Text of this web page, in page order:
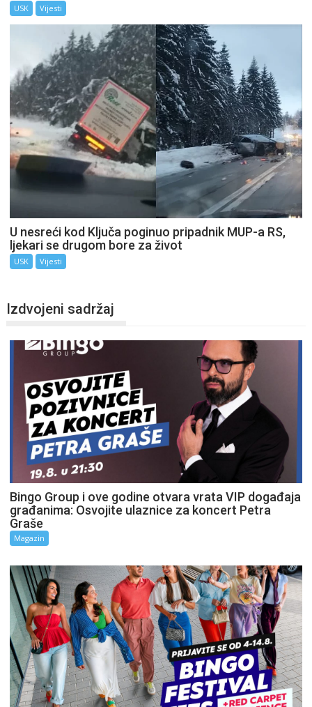
USK Vijesti
U nesreći kod Ključa poginuo pripadnik MUP-a RS,
ljekari se drugom bore za život
USK Vijesti
Izdvojeni sadržaj
Bingo Group i ove godine otvara vrata VIP događaja
građanima: Osvojite ulaznice za koncert Petra
Graše
Magazin